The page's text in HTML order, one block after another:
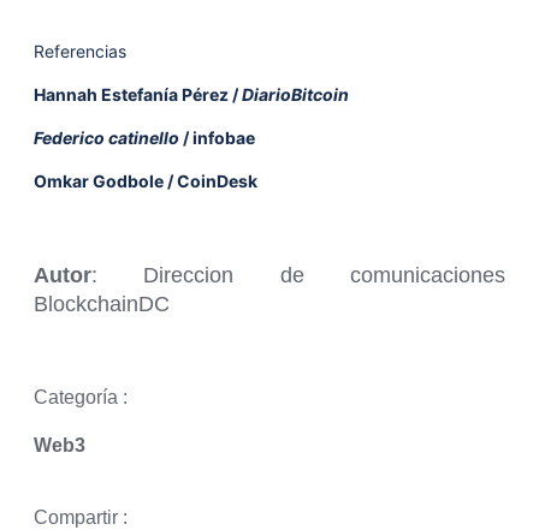
Referencias
Hannah Estefanía Pérez /DiarioBitcoin
Federico catinello / infobae
Omkar Godbole / CoinDesk
Autor: Direccion de comunicaciones
BlockchainDC
Categoría :
Web3
Compartir :